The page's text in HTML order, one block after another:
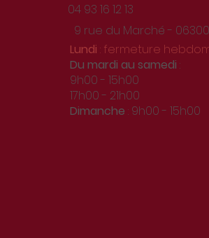
9 rue du Marché -
04 93 16 12 13
Lundi : fermeture
Du mardi au samedi :
9h00 - 15h00
17h00 - 21h00
Dimanche : 9h00 - 15h00